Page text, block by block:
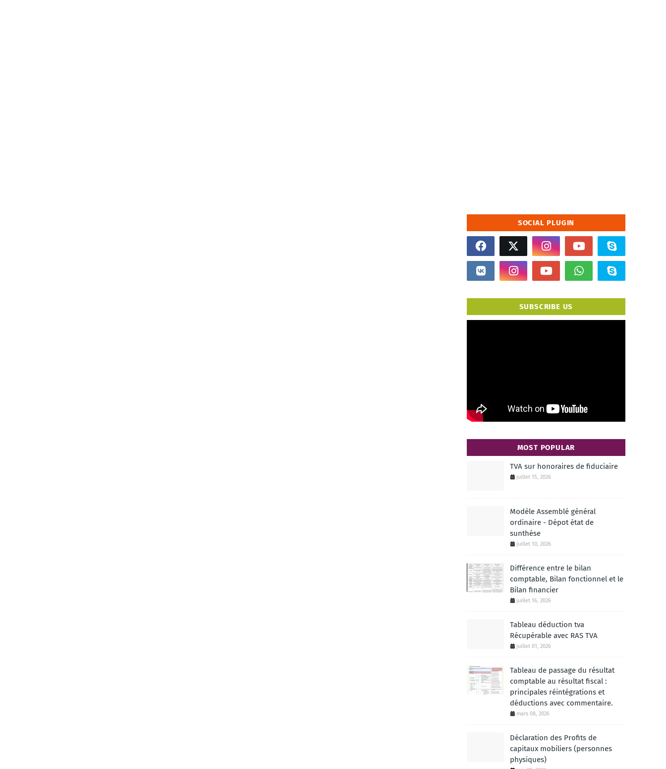
SOCIAL PLUGIN
SUBSCRIBE US
MOST POPULAR
TVA sur honoraires de fiduciaire
juillet 15, 2026
Modèle Assemblé général
ordinaire - Dépot état de
sunthése
juillet 10, 2026
Différence entre le bilan
comptable, Bilan fonctionnel et le
Bilan financier
juillet 16, 2026
Tableau déduction tva
Récupérable avec RAS TVA
juillet 01, 2026
Tableau de passage du résultat
comptable au résultat fiscal :
principales réintégrations et
déductions avec commentaire.
mars 08, 2026
Déclaration des Profits de
capitaux mobiliers (personnes
physiques)